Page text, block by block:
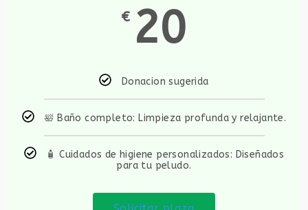
€ 20
Donacion sugerida
🛀 Baño completo: Limpieza profunda y relajante.
🧴 Cuidados de higiene personalizados: Diseñados
para tu peludo.